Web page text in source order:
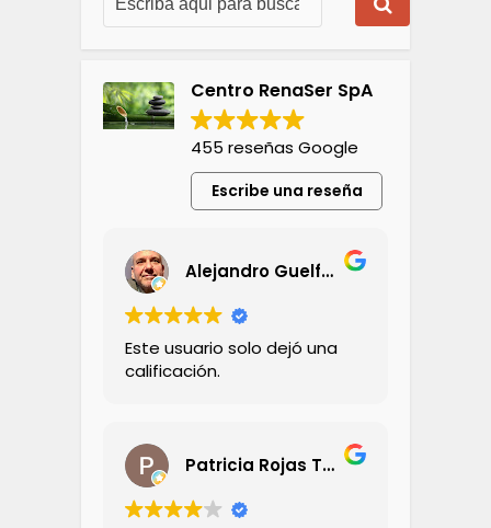
Centro RenaSer SpA
455 reseñas Google
Escribe una reseña
Alejandro Guelfand
Este usuario solo dejó una
calificación.
Patricia Rojas Tornini